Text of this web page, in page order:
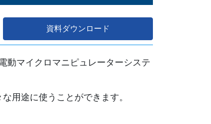
資料ダウンロード
動マイクロマニピュレーターシステ
用途に使うことができます。